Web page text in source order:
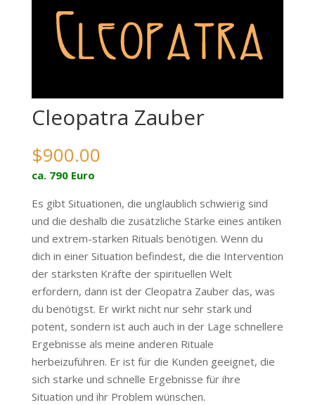
Cleopatra Zauber
$900.00
ca. 790 Euro
Es gibt Situationen, die unglaublich schwierig sind
und die deshalb die zusätzliche Stärke eines antiken
und extrem-starken Rituals benötigen. Wenn du
dich in einer Situation befindest, die die Intervention
der stärksten Kräfte der spirituellen Welt
erfordern, dann ist der Cleopatra Zauber das, was
du benötigst. Er wirkt nicht nur sehr stark und
potent, sondern ist auch auch in der Lage schnellere
Ergebnisse als meine anderen Rituale
herbeizuführen. Er ist für die Kunden geeignet, die
sich starke und schnelle Ergebnisse für ihre
Situation und ihr Problem wünschen.